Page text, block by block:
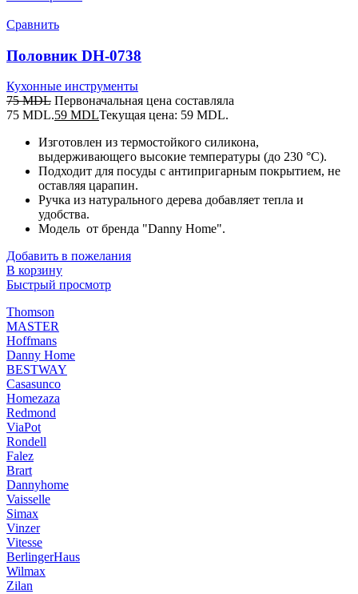
Сравнить
Половник DH-0738
Кухонные инструменты
75MDL Первоначальная цена составляла
75 MDL.59 MDLТекущая цена: 59 MDL.
Изготовлен из термостойкого силикона,
выдерживающего высокие температуры (до 230 °C).
Подходит для посуды с антипригарным покрытием, не
оставляя царапин.
Ручка из натурального дерева добавляет тепла и
удобства.
Модель от бренда "Danny Home".
Добавить в пожелания
В корзину
Быстрый просмотр
Thomson
MASTER
Hoffmans
Danny Home
BESTWAY
Casasunco
Homezaza
Redmond
ViaPot
Rondell
Falez
Brart
Dannyhome
Vaisselle
Simax
Vinzer
Vitesse
BerlingerHaus
Wilmax
Zilan